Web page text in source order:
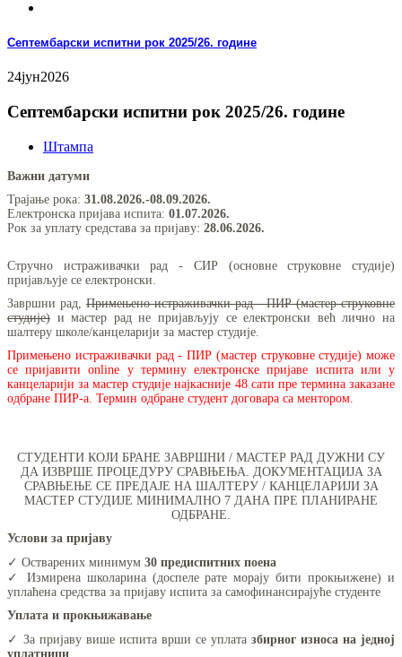
Септембарски испитни рок 2025/26. године
24јун2026
Септембарски испитни рок 2025/26. године
Штампа
Важни датуми
Трајање рока: 31.08.2026.-08.09.2026.
Електронска пријава испита: 01.07.2026.
Рок за уплату средстава за пријаву: 28.06.2026.
Стручно истраживачки рад - СИР (основне струковне студије)
пријављује се електронски.
Завршни рад, Примењено истраживачки рад - ПИР (мастер струковне
студије) имастер рад не пријављују се електронски већ лично на
шалтеру школе/канцеларији за мастер студије.
Примењено истраживачки рад - ПИР (мастер струковне студије) може
се пријавити online у термину електронске пријаве испита или у
канцеларији за мастер студије најкасније 48 сати пре термина заказане
одбране ПИР-а. Термин одбране студент договара са ментором.
СТУДЕНТИ КОЈИ БРАНЕ ЗАВРШНИ / МАСТЕР РАД ДУЖНИ СУ
ДА ИЗВРШЕ ПРОЦЕДУРУ СРАВЊЕЊА. ДОКУМЕНТАЦИЈА ЗА
СРАВЊЕЊЕ СЕ ПРЕДАЈЕ НА ШАЛТЕРУ / КАНЦЕЛАРИЈИ ЗА
МАСТЕР СТУДИЈЕ МИНИМАЛНО 7 ДАНА ПРЕ ПЛАНИРАНЕ
ОДБРАНЕ.
Услови за пријаву
✓ Остварених минимум 30 предиспитних поена
✓ Измирена школарина (доспеле рате морају бити прокњижене) и
уплаћена средства за пријаву испита за самофинансирајуће студенте
Уплата и прокњижавање
✓ За пријаву више испита врши се уплата збирног износа на једној
уплатници